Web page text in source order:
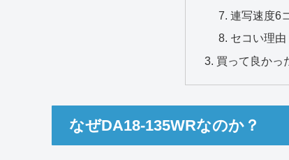
連写速度6
セコい理由
買って良かっ
なぜDA18-135WRなのか？